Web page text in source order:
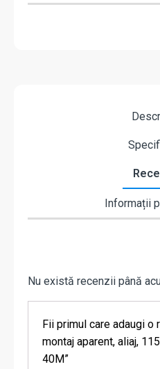
Informații
Nu există recenzii până
Fii primul care adaugi o
montaj aparent, aliaj,
40M”